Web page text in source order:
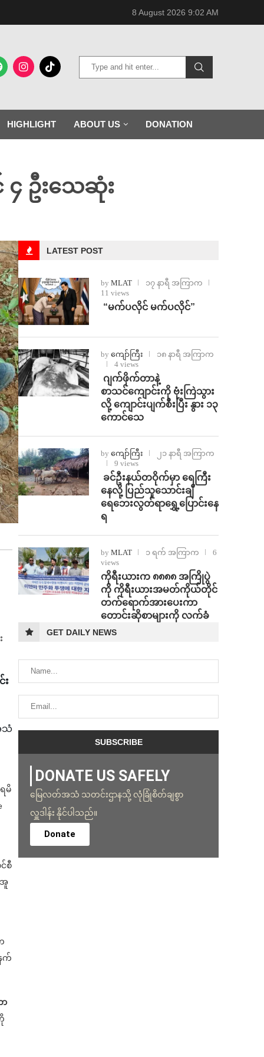
8 August 2026 9:02 AM
HIGHLIGHT ABOUT US DONATION
၄ ဦးသေဆုံး
း
သံ
မိ
စီ
အူ
က်
LATEST POST
by MLAT
၁၇ နာရီ အကြာက
11 views
⁨ ⁨“မက်ပလိုင် မက်ပလိုင်”
by ကျော်ကြီး
၁၈ နာရီ အကြာက
4 views
⁨⁩ ⁨ဂျက်ဖိုက်တာနဲ့
စာသင်ကျောင်းကို ဗုံးကြဲသွား
လို့ ကျောင်းပျက်စီးပြီး နွား ၁၃
ကောင်သေ
by ကျော်ကြီး
၂၁ နာရီ အကြာက
9 views
⁩ ⁨ခင်ဦးနယ်တဝိုက်မှာ ရေကြီး
နေလို့ ပြည်သူသောင်းချီ
ရေဘေးလွတ်ရာရွှေ့ပြောင်းနေ
ရ
by MLAT ၁ ရက် အကြာက
6
views
ကိုရီးယားက ၈၈၈၈ အကြိုပွဲ
ကို ကိုရီးယားအမတ်ကိုယ်တိုင်
တက်ရောက်အားပေးကာ
တောင်းဆိုစာများကို လက်ခံ
GET DAILY NEWS
DONATE US SAFELY
မြေလတ်အသံ သတင်းဌာနသို့ လုံခြုံစိတ်ချစွာ
လှူဒါန်း နိုင်ပါသည်။
Donate